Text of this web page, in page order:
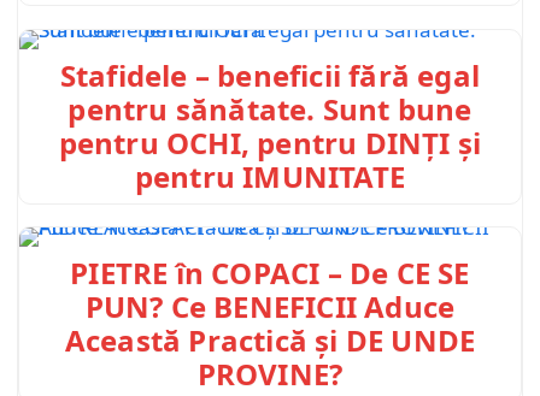
Stafidele – beneficii fără egal
pentru sănătate. Sunt bune
pentru OCHI, pentru DINȚI și
pentru IMUNITATE
PIETRE în COPACI – De CE SE
PUN? Ce BENEFICII Aduce
Această Practică și DE UNDE
PROVINE?